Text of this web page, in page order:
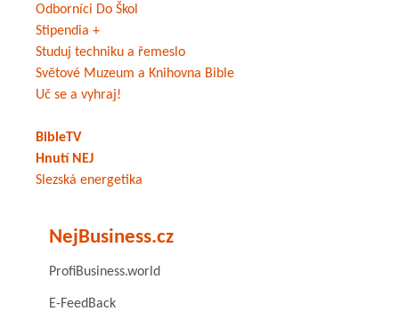
Odborníci Do Škol
Stipendia +
Studuj techniku a řemeslo
Světové Muzeum a Knihovna Bible
Uč se a vyhraj!
BibleTV
Hnutí NEJ
Slezská energetika
NejBusiness.cz
ProfiBusiness.world
E-FeedBack